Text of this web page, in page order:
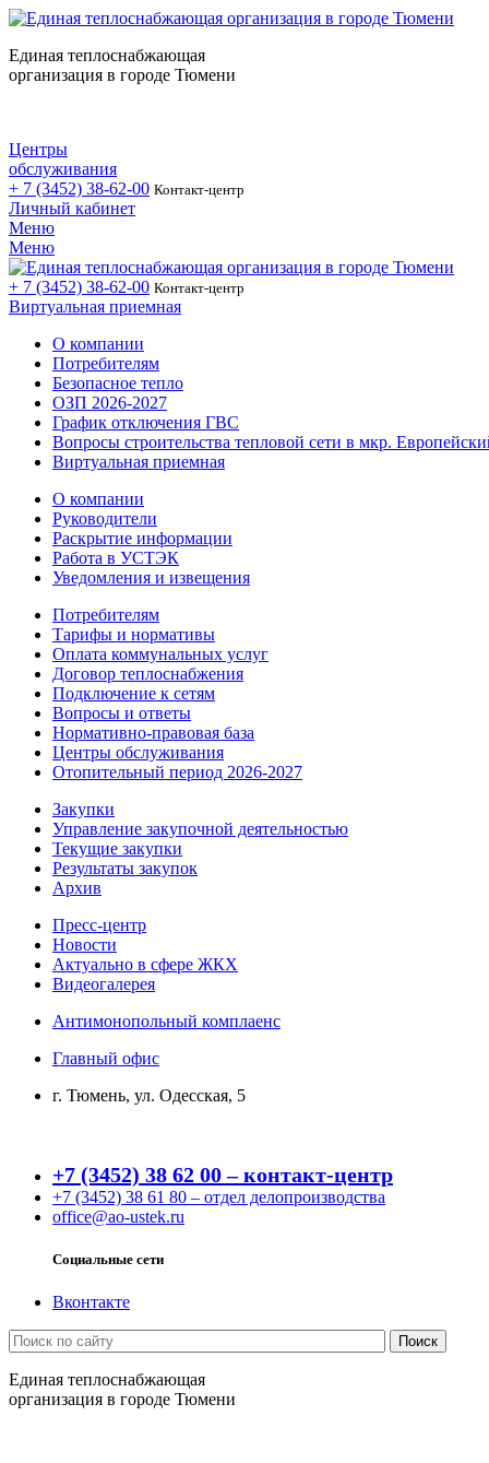
Единая теплоснабжающая
организация в городе Тюмени
Центры
обслуживания
+ 7 (3452) 38-62-00 Контакт-центр
Личный кабинет
Меню
Меню
+ 7 (3452) 38-62-00 Контакт-центр
Виртуальная приемная
О компании
Потребителям
Безопасное тепло
ОЗП 2026-2027
График отключения ГВС
Вопросы строительства тепловой сети в мкр.
Виртуальная приемная
О компании
Руководители
Раскрытие информации
Работа в УСТЭК
Уведомления и извещения
Потребителям
Тарифы и нормативы
Оплата коммунальных услуг
Договор теплоснабжения
Подключение к сетям
Вопросы и ответы
Нормативно-правовая база
Центры обслуживания
Отопительный период 2026-2027
Закупки
Управление закупочной деятельностью
Текущие закупки
Результаты закупок
Архив
Пресс-центр
Новости
Актуально в сфере ЖКХ
Видеогалерея
Антимонопольный комплаенс
Главный офис
г. Тюмень, ул. Одесская, 5
+7 (3452) 38 62 00 – контакт-центр
+7 (3452) 38 61 80 – отдел делопроизводства
office@ao-ustek.ru
Социальные сети
Вконтакте
Единая теплоснабжающая
организация в городе Тюмени